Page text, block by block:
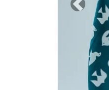
Previous